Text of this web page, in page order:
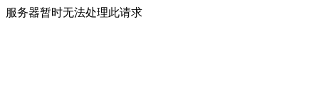
服务器暂时无法处理此请求